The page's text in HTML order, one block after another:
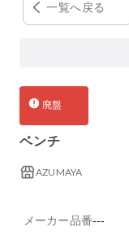
一覧へ戻る
廃盤
ベンチ
AZUMAYA
メーカー品番---